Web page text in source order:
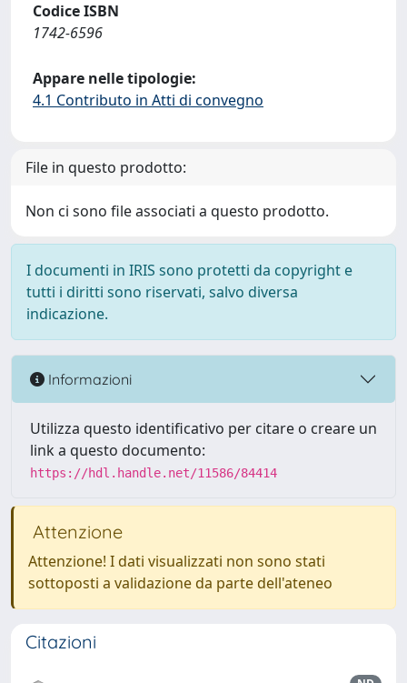
Codice ISBN
1742-6596
Appare nelle tipologie:
4.1 Contributo in Atti di convegno
File in questo prodotto:
Non ci sono file associati a questo prodotto.
I documenti in IRIS sono protetti da copyright e
tutti i diritti sono riservati, salvo diversa
indicazione.
Informazioni
Utilizza questo identificativo per citare o creare un
link a questo documento:
https://hdl.handle.net/11586/84414
Attenzione
Attenzione! I dati visualizzati non sono stati
sottoposti a validazione da parte dell'ateneo
Citazioni